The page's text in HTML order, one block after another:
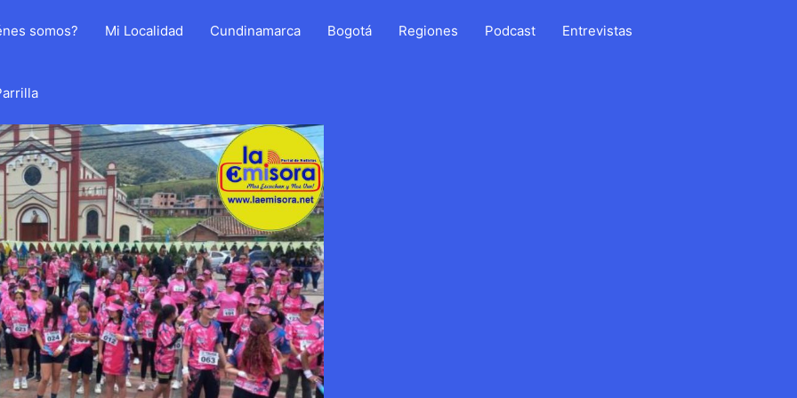
somos? Mi Localidad Cundinamarca Bogotá Regiones Podcast Entrevistas